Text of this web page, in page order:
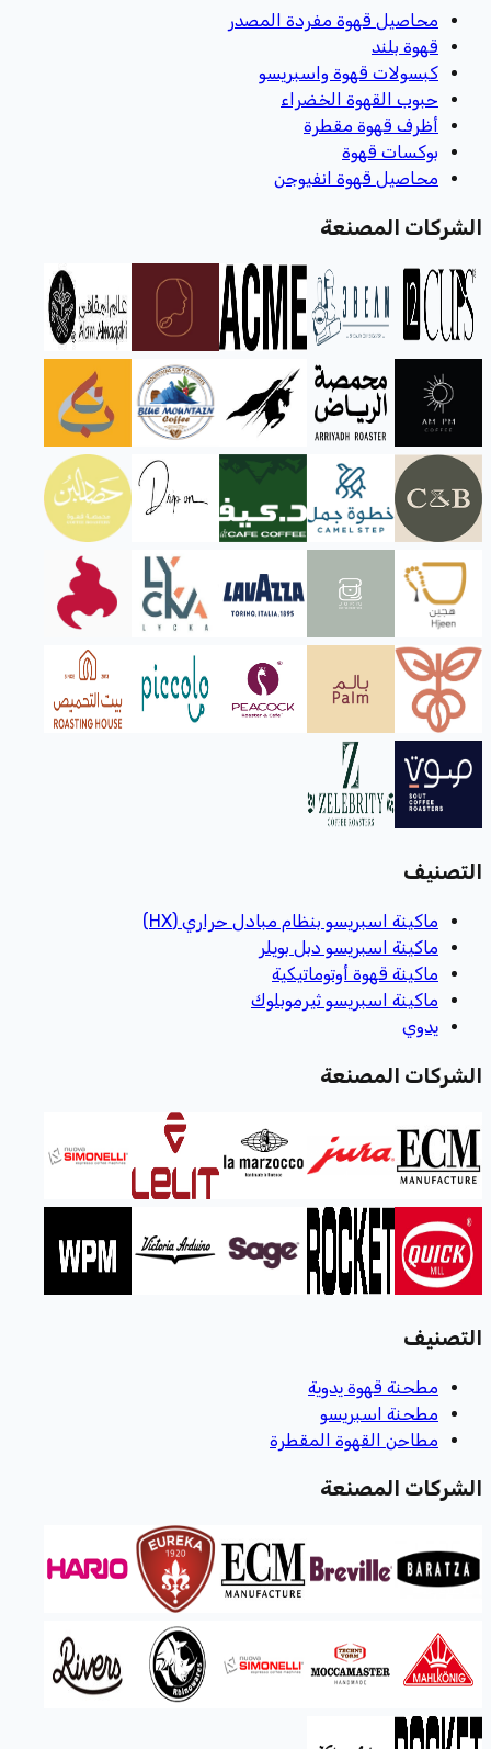
محاصيل قهوة مفردة المصدر
قهوة بلند
كبسولات قهوة واسبريسو
حبوب القهوة الخضراء
أظرف قهوة مقطرة
بوكسات قهوة
محاصيل قهوة انفيوجن
الشركات المصنعة
التصنيف
ماكينة اسبريسو بنظام مبادل حراري (HX)
ماكينة اسبريسو دبل بويلر
ماكينة قهوة أوتوماتيكية
ماكينة اسبريسو ثيرموبلوك
يدوي
الشركات المصنعة
التصنيف
مطحنة قهوة يدوية
مطحنة اسبريسو
مطاحن القهوة المقطرة
الشركات المصنعة